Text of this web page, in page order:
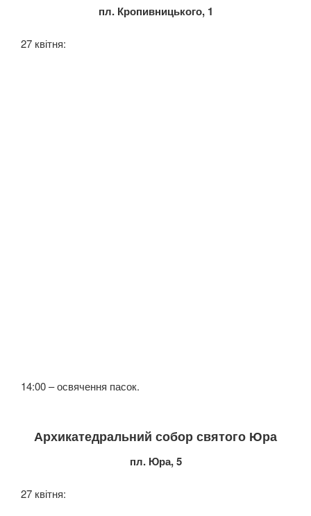
пл. Кропивницького, 1
27 квітня:
14:00 – освячення пасок.
Архикатедральний собор святого Юра
пл. Юра, 5
27 квітня: